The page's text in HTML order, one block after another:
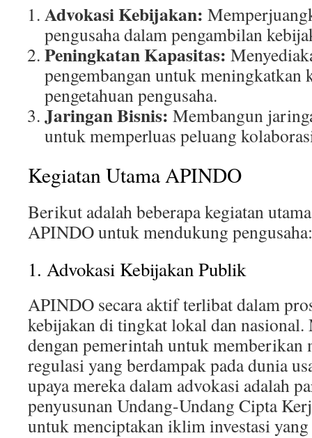
Advokasi Kebijakan:
pengusaha dalam pengambilan
Peningkatan Kapasitas:
pengembangan untuk meningkatkan
pengetahuan pengusaha.
Jaringan Bisnis:Membangun
untuk memperluas peluang
Kegiatan Utama APINDO
Berikut adalah beberapa kegiatan
APINDO untuk mendukung pengusaha:
1. Advokasi Kebijakan Publik
APINDO secara aktif terlibat dalam
kebijakan di tingkat lokal dan nasional.
dengan pemerintah untuk memberikan
regulasi yang berdampak pada dunia
upaya mereka dalam advokasi adalah
penyusunan Undang-Undang Cipta
untuk menciptakan iklim investasi